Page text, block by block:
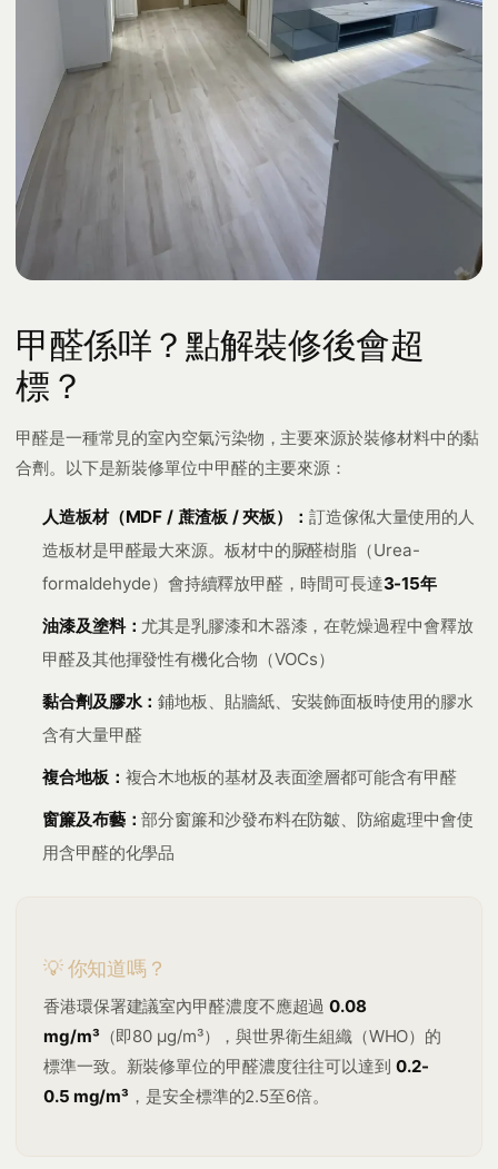
甲醛係咩？點解裝修後會超
標？
甲醛是一種常見的室內空氣污染物，主要來源於裝修材料中的黏
合劑。以下是新裝修單位中甲醛的主要來源：
人造板材（MDF / 蔗渣板 / 夾板）： 訂造傢俬大量使用的人
造板材是甲醛最大來源。板材中的脲醛樹脂（Urea-
formaldehyde）會持續釋放甲醛，時間可長達3-15年
油漆及塗料： 尤其是乳膠漆和木器漆，在乾燥過程中會釋放
甲醛及其他揮發性有機化合物（VOCs）
黏合劑及膠水：鋪地板、貼牆紙、安裝飾面板時使用的膠水
含有大量甲醛
複合地板： 複合木地板的基材及表面塗層都可能含有甲醛
窗簾及布藝：部分窗簾和沙發布料在防皺、防縮處理中會使
用含甲醛的化學品
💡 你知道嗎？
香港環保署建議室內甲醛濃度不應超過0.08
mg/m³ （即80 μg/m³），與世界衛生組織（WHO）的
標準一致。新裝修單位的甲醛濃度往往可以達到 0.2-
0.5 mg/m³ ，是安全標準的2.5至6倍。